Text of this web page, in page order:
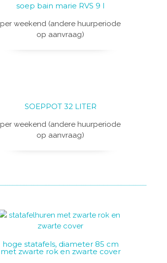
soep bain marie RVS 9 l
per weekend (andere huurperiode
op aanvraag)
SOEPPOT 32 LITER
per weekend (andere huurperiode
op aanvraag)
hoge statafels, diameter 85 cm
met zwarte rok en zwarte cover